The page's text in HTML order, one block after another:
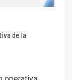
de la